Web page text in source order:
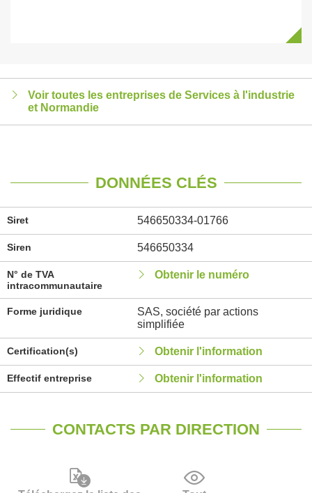
Voir toutes les entreprises de Services à l'industrie
et Normandie
DONNÉES CLÉS
Siret 546650334-01766
Siren 546650334
N° de TVA
intracommunautaire
Obtenir le numéro
Forme juridique
SAS, société par actions
simplifiée
Certification(s) Obtenir l'information
Effectif entreprise Obtenir l'information
CONTACTS PAR DIRECTION